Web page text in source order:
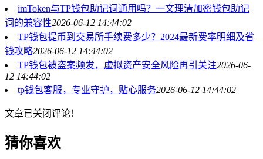
imToken与TP钱包助记词通用吗？一文理清加密钱包助记
词的兼容性2026-06-12 14:44:02
TP钱包提币到交易所手续费多少？2024最新费率明细及省
钱攻略2026-06-12 14:44:02
TP钱包被盗案频发，虚拟资产安全风险再引关注2026-06-
12 14:44:02
tp钱包客服，专业守护，贴心服务2026-06-12 14:44:02
文章已关闭评论！
猜你喜欢